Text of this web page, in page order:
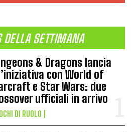
DELLA SETTIMANA
& Dragons lancia
con World of
e Star Wars: due
ufficiali in arrivo
DI RUOLO